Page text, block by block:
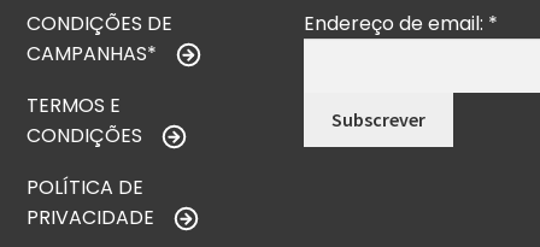
CONDIÇÕES DE
CAMPANHAS*
TERMOS E
CONDIÇÕES
POLÍTICA DE
PRIVACIDADE
Endereço de email: *